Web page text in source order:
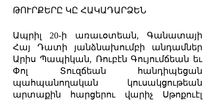
ԹՈՒՐՔԵՐԸ ԿԸ ՀԱԿԱԴԱՐՁԵՆ
Ապրիլ 20-ի առաւօտեան, Գանատայի
Հայ Դատի յանձնախումբի անդամներ
Արիս Պապիկան, Ռուբէն Գույումճեան եւ
Փոլ Տուզճեան հանդիպեցան
պահպանողական կուսակցութեան
արտաքին հարցերու վարիչ Սթոքուէլ